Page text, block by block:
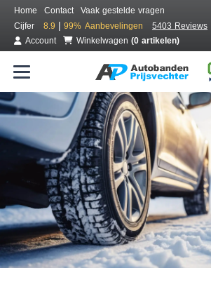
Home Contact
Vaak gestelde vragen
Cijfer
8.9 | 99% Aanbevelingen
5403 Reviews
Account
Winkelwagen (0 artikelen)
Bestel voordelig winterbanden
Gratis bezorgd of montage bij jou in de
Seizoen:
Merken: